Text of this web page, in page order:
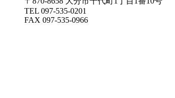
TEL 097-535-0201
FAX 097-535-0966